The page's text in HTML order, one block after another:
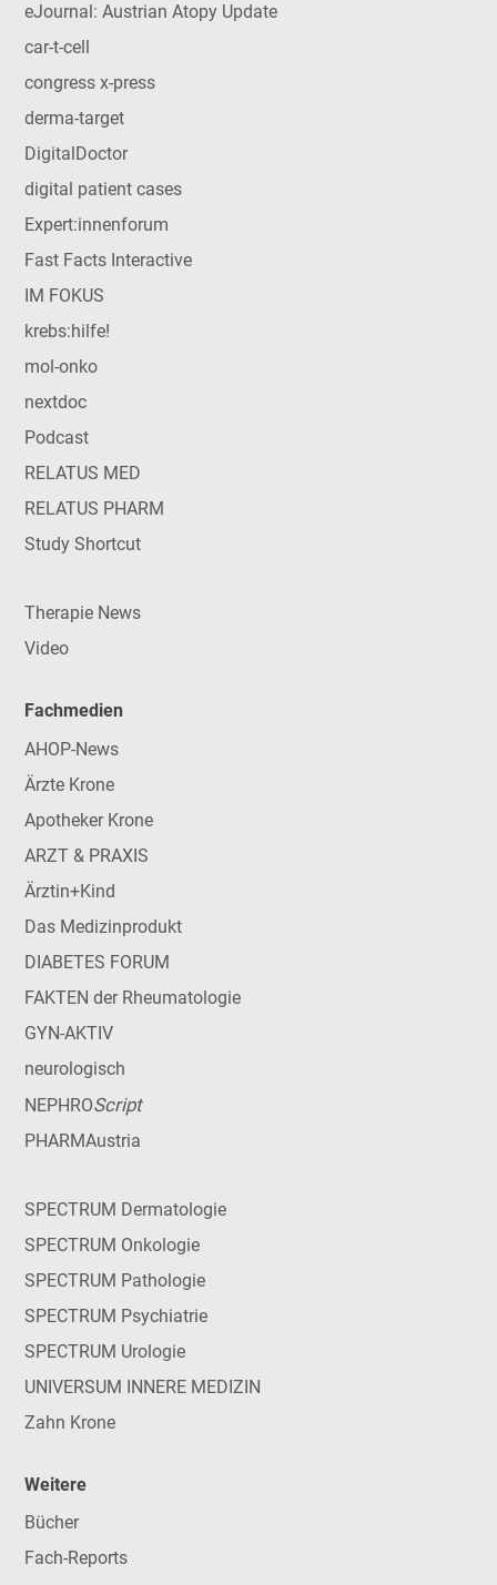
eJournal: Austrian Atopy Update
car-t-cell
congress x-press
derma-target
DigitalDoctor
digital patient cases
Expert:innenforum
Fast Facts Interactive
IM FOKUS
krebs:hilfe!
mol-onko
nextdoc
Podcast
RELATUS MED
RELATUS PHARM
Study Shortcut
Therapie News
Video
Fachmedien
AHOP-News
Ärzte Krone
Apotheker Krone
ARZT & PRAXIS
Ärztin+Kind
Das Medizinprodukt
DIABETES FORUM
FAKTEN der Rheumatologie
GYN-AKTIV
neurologisch
NEPHROScript
PHARMAustria
SPECTRUM Dermatologie
SPECTRUM Onkologie
SPECTRUM Pathologie
SPECTRUM Psychiatrie
SPECTRUM Urologie
UNIVERSUM INNERE MEDIZIN
Zahn Krone
Weitere
Bücher
Fach-Reports